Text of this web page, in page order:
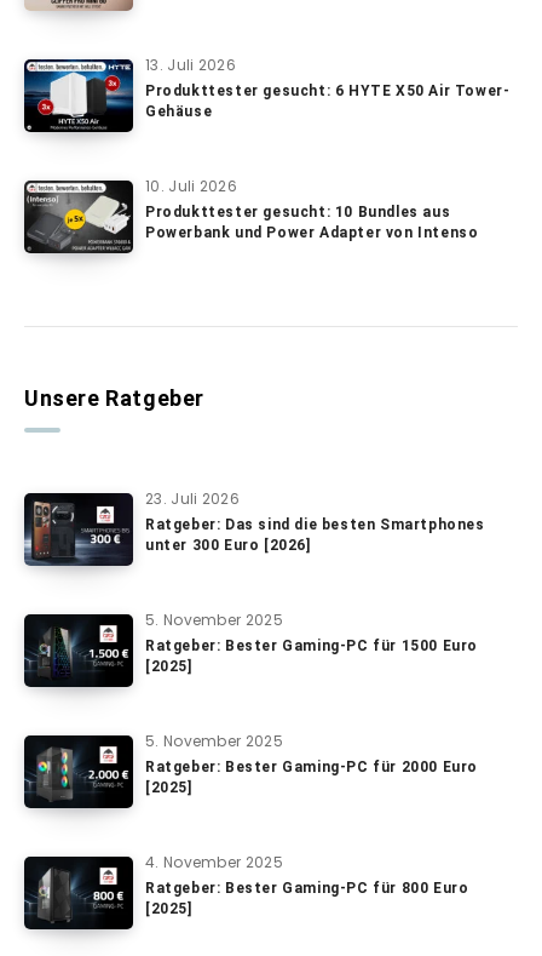
13. Juli 2026
Produkttester gesucht: 6 HYTE X50 Air Tower-
Gehäuse
10. Juli 2026
Produkttester gesucht: 10 Bundles aus
Powerbank und Power Adapter von Intenso
Unsere Ratgeber
23. Juli 2026
Ratgeber: Das sind die besten Smartphones
unter 300 Euro [2026]
5. November 2025
Ratgeber: Bester Gaming-PC für 1500 Euro
[2025]
5. November 2025
Ratgeber: Bester Gaming-PC für 2000 Euro
[2025]
4. November 2025
Ratgeber: Bester Gaming-PC für 800 Euro
[2025]